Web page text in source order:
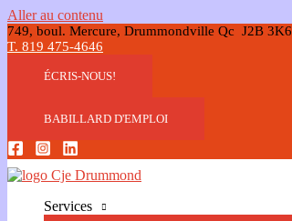
Aller au contenu
749, boul. Mercure, Drummondville Qc J2B 3K6
T. 819 475-4646
ÉCRIS-NOUS!
BABILLARD D'EMPLOI
Services